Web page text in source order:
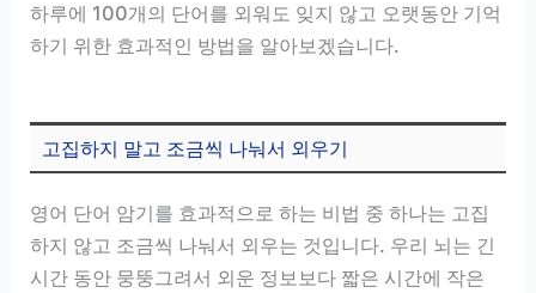
하루에 100개의 단어를 외워도 잊지 않고 오랫동안 기억
하기 위한 효과적인 방법을 알아보겠습니다.
고집하지 말고 조금씩 나눠서 외우기
영어 단어 암기를 효과적으로 하는 비법 중 하나는 고집
하지 않고 조금씩 나눠서 외우는 것입니다. 우리 뇌는 긴
시간 동안 뭉뚱그려서 외운 정보보다 짧은 시간에 작은